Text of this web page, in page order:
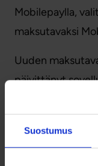
Suostumus
Mobilepaylla,
maksutavaksi
Uuden
päivittänyt
Käytössäsi
OSL-
sovelluksesta -